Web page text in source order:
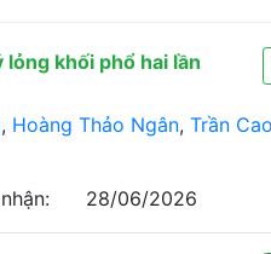
khối phổ hai lần
, Hoàng Thảo Ngân, Trần Cao
28/06/2026